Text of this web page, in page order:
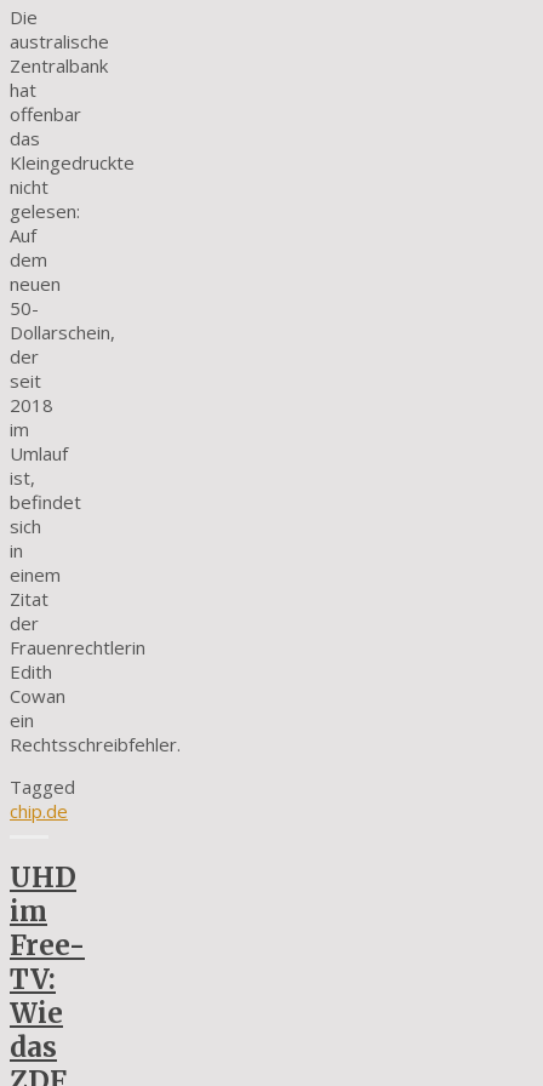
Die
australische
Zentralbank
hat
offenbar
das
Kleingedruckte
nicht
gelesen:
Auf
dem
neuen
50-
Dollarschein,
der
seit
2018
im
Umlauf
ist,
befindet
sich
in
einem
Zitat
der
Frauenrechtlerin
Edith
Cowan
ein
Rechtsschreibfehler.
Tagged
chip.de
UHD
im
Free-
TV:
Wie
das